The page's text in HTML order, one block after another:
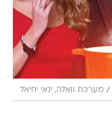
/ מערכת וואלה, ינאי יחיאל